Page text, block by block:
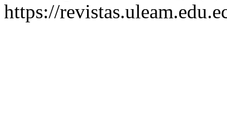
https://